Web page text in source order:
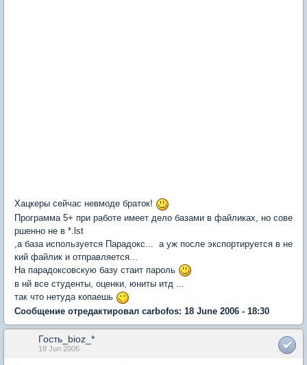
Хацкеры сейчас невмоде браток!
Программа 5+ при работе имеет дело базами в файликах, но сове
ршенно не в *.lst
,а база используется Парадокс... а уж после экспортируется в не
кий файлик и отправляется...
На парадоксовскую базу стаит пароль
в нй все студенты, оценки, юниты итд ...
так что нетуда копаешь
Сообщение отредактировал carbofos: 18 June 2006 - 18:30
Гость_bioz_*
18 Jun 2006